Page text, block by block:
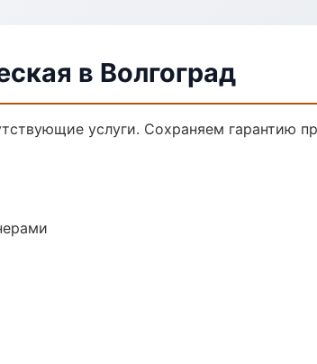
в Волгоград
услуги. Сохраняем гарантию